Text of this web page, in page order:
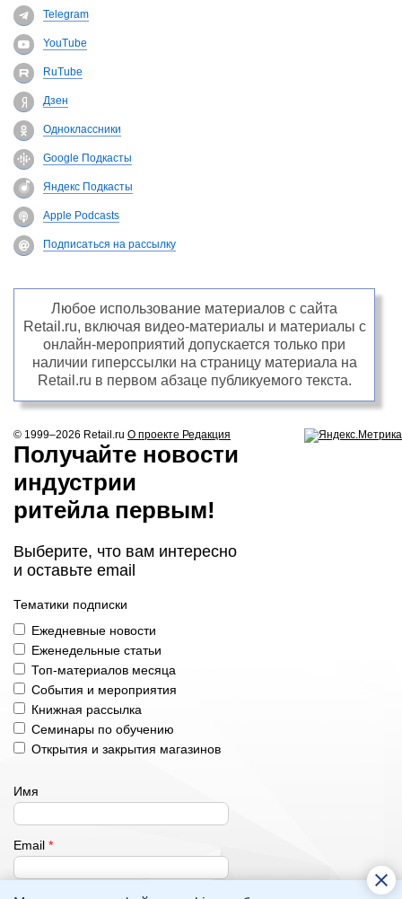
Telegram
YouTube
RuTube
Дзен
Одноклассники
Google Подкасты
Яндекс Подкасты
Apple Podcasts
Подписаться на рассылку
Любое использование материалов с сайта
Retail.ru, включая видео-материалы и материалы с
онлайн-мероприятий допускается только при
наличии гиперссылки на страницу материала на
Retail.ru в первом абзаце публикуемого текста.
© 1999–2026 Retail.ru О проекте Редакция
Получайте новости
индустрии
ритейла первым!
Выберите, что вам интересно
и оставьте email
Тематики подписки
Ежедневные новости
Еженедельные статьи
Топ-материалов месяца
События и мероприятия
Книжная рассылка
Семинары по обучению
Открытия и закрытия магазинов
Имя
Email *